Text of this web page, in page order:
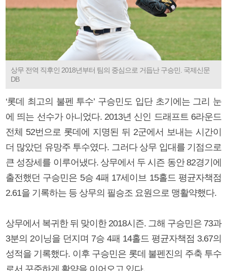
상무 전역 직후인 2018년부터 팀의 중심으로 거듭난 구승민. 국제신문
DB
‘롯데 최고의 불펜 투수’ 구승민도 입단 초기에는 그리 눈
에 띄는 선수가 아니었다. 2013년 신인 드래프트 6라운드
전체 52번으로 롯데에 지명된 뒤 2군에서 보내는 시간이
더 많았던 유망주 투수였다. 그러다 상무 입대를 기점으로
큰 성장세를 이루어냈다. 상무에서 두 시즌 동안 82경기에
출전했던 구승민은 5승 4패 17세이브 15홀드 평균자책점
2.61을 기록하는 등 상무의 필승조 요원으로 맹활약했다.
상무에서 복귀한 뒤 맞이한 2018시즌. 그해 구승민은 73과
3분의 2이닝을 던지며 7승 4패 14홀드 평균자책점 3.67의
성적을 기록했다. 이후 구승민은 롯데 불펜진의 주축 투수
로서 꾸준하게 활약을 이어오고 있다.